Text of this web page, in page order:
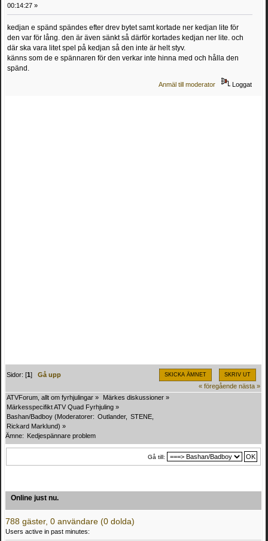
00:14:27 »
kedjan e spänd spändes efter drev bytet samt kortade ner kedjan lite för
den var för lång. den är även sänkt så därför kortades kedjan ner lite. och
där ska vara litet spel på kedjan så den inte är helt styv.
känns som de e spännaren för den verkar inte hinna med och hålla den
spänd.
Anmäl till moderator Loggat
SKICKA ÄMNET SKRIV UT
Sidor: [1]Gå upp
« föregående nästa »
ATVForum, allt om fyrhjulingar » Märkes diskussioner »
Märkesspecifikt ATV Quad Fyrhjuling »
Bashan/Badboy (Moderatorer: Outlander, STENE
Rickard Marklund) »
Ämne:
Kedjespännare problem
Gå till:
Online just nu.
788 gäster, 0 användare (0 dolda)
Users active in past minutes: